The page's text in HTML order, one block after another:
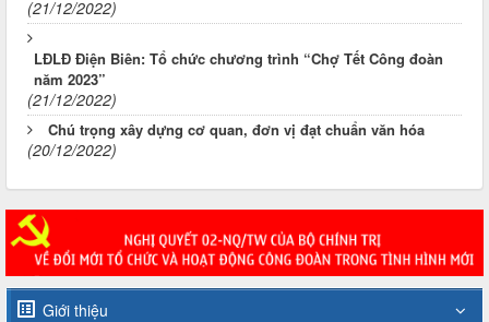
(21/12/2022)
LĐLĐ Điện Biên: Tổ chức chương trình “Chợ Tết Công đoàn
năm 2023”
(21/12/2022)
Chú trọng xây dựng cơ quan, đơn vị đạt chuẩn văn hóa
(20/12/2022)
Giới thiệu